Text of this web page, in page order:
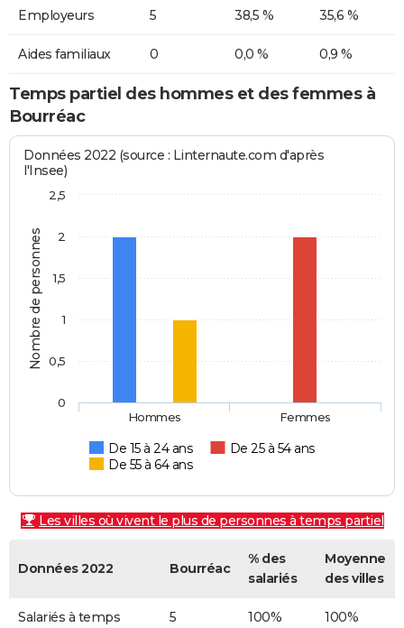
Employeurs 5 38,5 % 35,6 %
Aides familiaux 0 0,0 % 0,9 %
Temps partiel des hommes et des femmes à
Bourréac
Nombre de personnes
Données 2022 (source : Linternaute.com d'après
l'Insee)
De 15 à 24 ans
De 25 à 54 ans
De 55 à 64 ans
Hommes Femmes
0
0,5
1
1,5
2
2,5
Les villes où vivent le plus de personnes à temps partiel
Données 2022 Bourréac
% des
salariés
Moyenne
des villes
Salariés à temps
5 100% 100%